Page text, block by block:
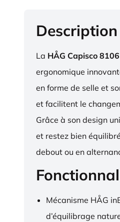
La HÅG Capisco 8106
ergonomique
en forme de selle et
et facilitent le
Grâce à son design
et restez bien
debout ou en
Mécanisme HÅG
d’équilibrage